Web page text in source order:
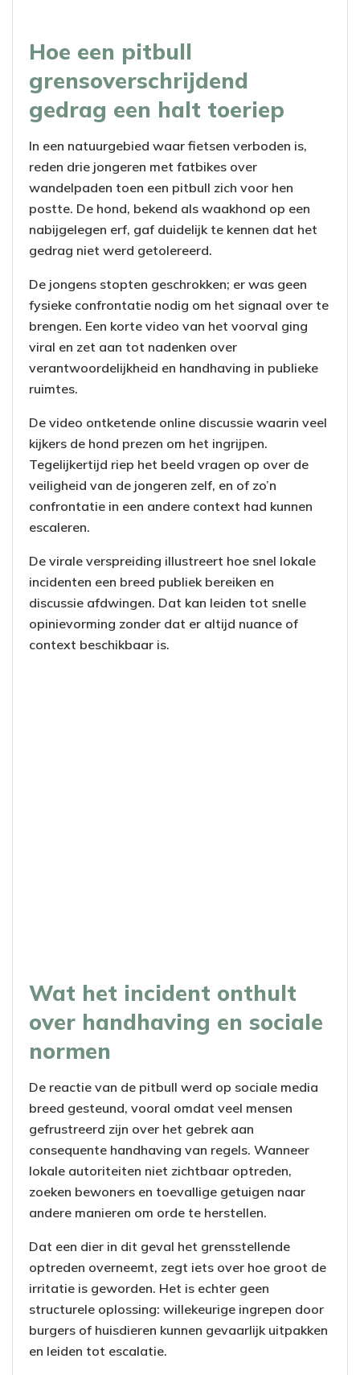
Hoe een pitbull
grensoverschrijdend
gedrag een halt toeriep
In een natuurgebied waar fietsen verboden is,
reden drie jongeren met fatbikes over
wandelpaden toen een pitbull zich voor hen
postte. De hond, bekend als waakhond op een
nabijgelegen erf, gaf duidelijk te kennen dat het
gedrag niet werd getolereerd.
De jongens stopten geschrokken; er was geen
fysieke confrontatie nodig om het signaal over te
brengen. Een korte video van het voorval ging
viral en zet aan tot nadenken over
verantwoordelijkheid en handhaving in publieke
ruimtes.
De video ontketende online discussie waarin veel
kijkers de hond prezen om het ingrijpen.
Tegelijkertijd riep het beeld vragen op over de
veiligheid van de jongeren zelf, en of zo’n
confrontatie in een andere context had kunnen
escaleren.
De virale verspreiding illustreert hoe snel lokale
incidenten een breed publiek bereiken en
discussie afdwingen. Dat kan leiden tot snelle
opinievorming zonder dat er altijd nuance of
context beschikbaar is.
Wat het incident onthult
over handhaving en sociale
normen
De reactie van de pitbull werd op sociale media
breed gesteund, vooral omdat veel mensen
gefrustreerd zijn over het gebrek aan
consequente handhaving van regels. Wanneer
lokale autoriteiten niet zichtbaar optreden,
zoeken bewoners en toevallige getuigen naar
andere manieren om orde te herstellen.
Dat een dier in dit geval het grensstellende
optreden overneemt, zegt iets over hoe groot de
irritatie is geworden. Het is echter geen
structurele oplossing: willekeurige ingrepen door
burgers of huisdieren kunnen gevaarlijk uitpakken
en leiden tot escalatie.